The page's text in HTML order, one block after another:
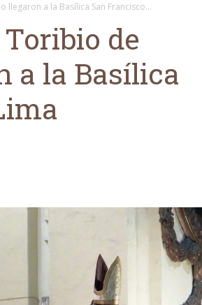
a la Basílica San Francisco...
de
a la Basílica